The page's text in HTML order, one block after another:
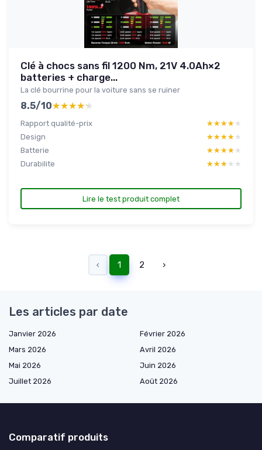
Clé à chocs sans fil 1200 Nm, 21V 4.0Ah×2
batteries + charge...
La clé bourrine pour la voiture sans se ruiner
8.5/10★★★★★
★★★★★
Rapport qualité-prix ★★★★★
★★★★★
Design
★★★★★
★★★★★
Batterie
★★★★★
★★★★★
Durabilite
★★★★★
★★★★★
Lire le test produit complet
‹ 1 2 ›
Les articles par date
Janvier 2026
Février 2026
Mars 2026
Avril 2026
Mai 2026
Juin 2026
Juillet 2026
Août 2026
Comparatif produits